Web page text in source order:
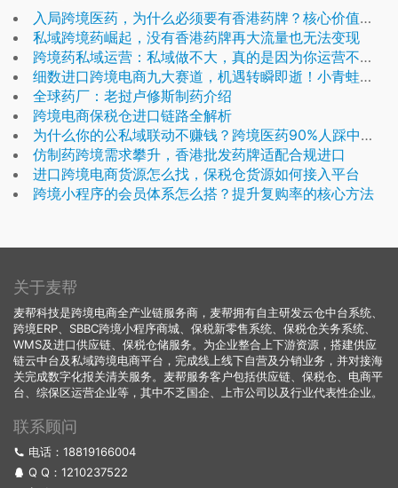
入局跨境医药，为什么必须要有香港药牌？核心价值解析
私域跨境药崛起，没有香港药牌再大流量也无法变现
跨境药私域运营：私域做不大，真的是因为你运营不够精细吗？
细数进口跨境电商九大赛道，机遇转瞬即逝！小青蛙跨境原创
全球药厂：老挝卢修斯制药介绍
跨境电商保税仓进口链路全解析
为什么你的公私域联动不赚钱？跨境医药90%人踩中的落地误区
仿制药跨境需求攀升，香港批发药牌适配合规进口
进口跨境电商货源怎么找，保税仓货源如何接入平台
跨境小程序的会员体系怎么搭？提升复购率的核心方法
关于麦帮
麦帮科技是跨境电商全产业链服务商，麦帮拥有自主研发云仓中台系统、
跨境ERP、SBBC跨境小程序商城、保税新零售系统、保税仓关务系统、
WMS及进口供应链、保税仓储服务。为企业整合上下游资源，搭建供应
链云中台及私域跨境电商平台，完成线上线下自营及分销业务，并对接海
关完成数字化报关清关服务。麦帮服务客户包括供应链、保税仓、电商平
台、综保区运营企业等，其中不乏国企、上市公司以及行业代表性企业。
联系顾问
电话：18819166004
Q Q： 1210237522